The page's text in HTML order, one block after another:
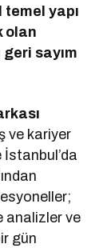
yapı
olan
sayım
ve kariyer
analizler ve
gün